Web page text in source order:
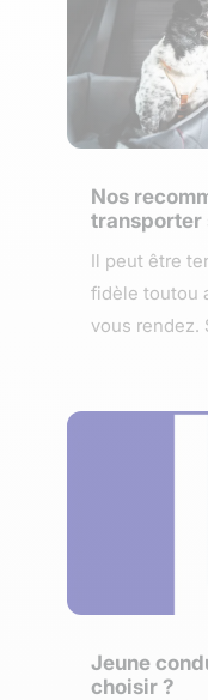
Nos
transporter
Il peut être
fidèle toutou
vous rendez.
Jeune
choisir ?